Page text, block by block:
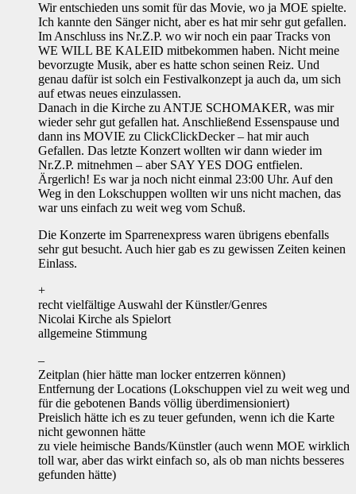
Wir entschieden uns somit für das Movie, wo ja MOE spielte.
Ich kannte den Sänger nicht, aber es hat mir sehr gut gefallen.
Im Anschluss ins Nr.Z.P. wo wir noch ein paar Tracks von
WE WILL BE KALEID mitbekommen haben. Nicht meine
bevorzugte Musik, aber es hatte schon seinen Reiz. Und
genau dafür ist solch ein Festivalkonzept ja auch da, um sich
auf etwas neues einzulassen.
Danach in die Kirche zu ANTJE SCHOMAKER, was mir
wieder sehr gut gefallen hat. Anschließend Essenspause und
dann ins MOVIE zu ClickClickDecker – hat mir auch
Gefallen. Das letzte Konzert wollten wir dann wieder im
Nr.Z.P. mitnehmen – aber SAY YES DOG entfielen.
Ärgerlich! Es war ja noch nicht einmal 23:00 Uhr. Auf den
Weg in den Lokschuppen wollten wir uns nicht machen, das
war uns einfach zu weit weg vom Schuß.
Die Konzerte im Sparrenexpress waren übrigens ebenfalls
sehr gut besucht. Auch hier gab es zu gewissen Zeiten keinen
Einlass.
+
recht vielfältige Auswahl der Künstler/Genres
Nicolai Kirche als Spielort
allgemeine Stimmung
–
Zeitplan (hier hätte man locker entzerren können)
Entfernung der Locations (Lokschuppen viel zu weit weg und
für die gebotenen Bands völlig überdimensioniert)
Preislich hätte ich es zu teuer gefunden, wenn ich die Karte
nicht gewonnen hätte
zu viele heimische Bands/Künstler (auch wenn MOE wirklich
toll war, aber das wirkt einfach so, als ob man nichts besseres
gefunden hätte)